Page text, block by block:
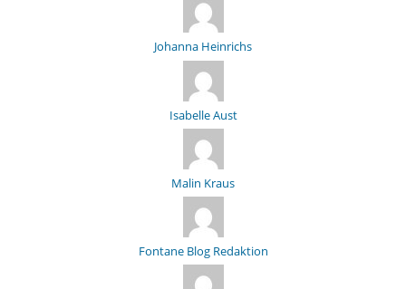
Johanna Heinrichs
Isabelle Aust
Malin Kraus
Fontane Blog Redaktion